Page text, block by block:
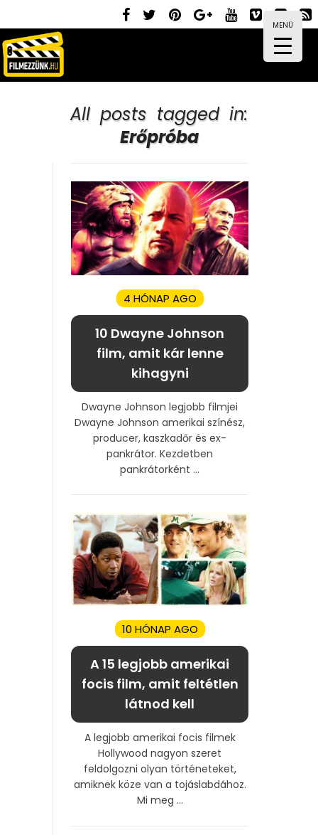
MENÜ
All posts tagged in:
Erőpróba
4 HÓNAP AGO
10 Dwayne Johnson
film, amit kár lenne
kihagyni
Dwayne Johnson legjobb filmjei
Dwayne Johnson amerikai színész,
producer, kaszkadőr és ex-
pankrátor. Kezdetben
pankrátorként ...
10 HÓNAP AGO
A 15 legjobb amerikai
focis film, amit feltétlen
látnod kell
A legjobb amerikai focis filmek
Hollywood nagyon szeret
feldolgozni olyan történeteket,
amiknek köze van a tojáslabdához.
Mi meg ...